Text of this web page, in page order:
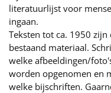
literatuurlijst voor
ingaan.
Teksten tot ca. 1950
bestaand materiaal.
welke afbeeldingen/
worden opgenomen en
welke bijschriften.